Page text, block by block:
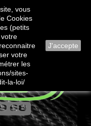
Contactez-nous
vous
Cookies
(petits
votre
les
sites-
la-loi/
J'accepte